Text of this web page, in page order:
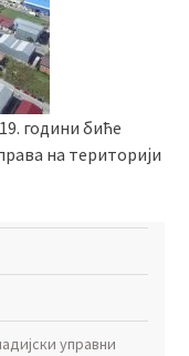
години биће
на територији
управни